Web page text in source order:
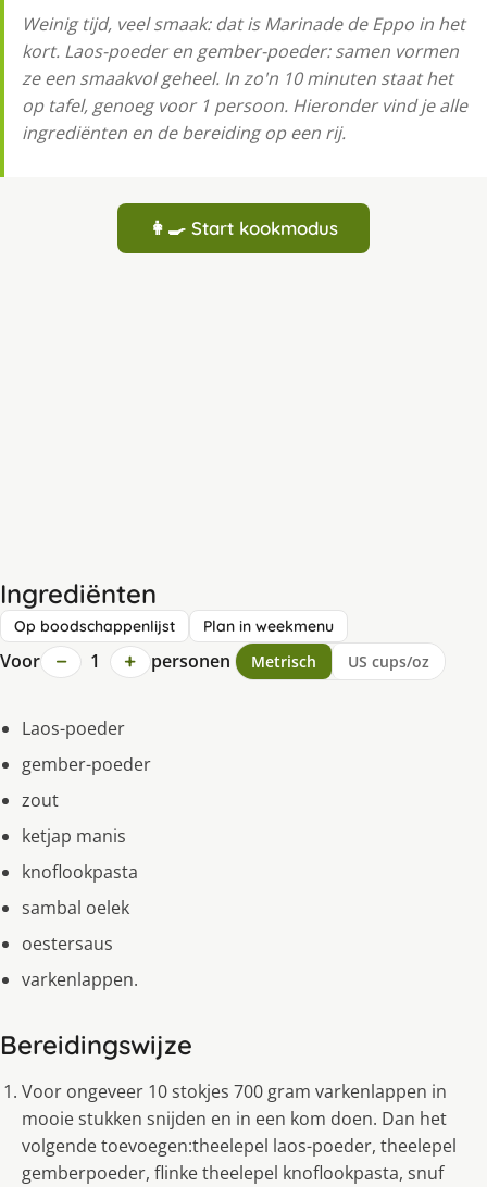
Weinig tijd, veel smaak: dat is Marinade de Eppo in het
kort. Laos-poeder en gember-poeder: samen vormen
ze een smaakvol geheel. In zo'n 10 minuten staat het
op tafel, genoeg voor 1 persoon. Hieronder vind je alle
ingrediënten en de bereiding op een rij.
👩‍🍳 Start kookmodus
Ingrediënten
Op boodschappenlijst Plan in weekmenu
Voor − 1 + personen Metrisch US cups/oz
Laos-poeder
gember-poeder
zout
ketjap manis
knoflookpasta
sambal oelek
oestersaus
varkenlappen.
Bereidingswijze
Voor ongeveer 10 stokjes 700 gram varkenlappen in
mooie stukken snijden en in een kom doen. Dan het
volgende toevoegen:theelepel laos-poeder, theelepel
gemberpoeder, flinke theelepel knoflookpasta, snuf